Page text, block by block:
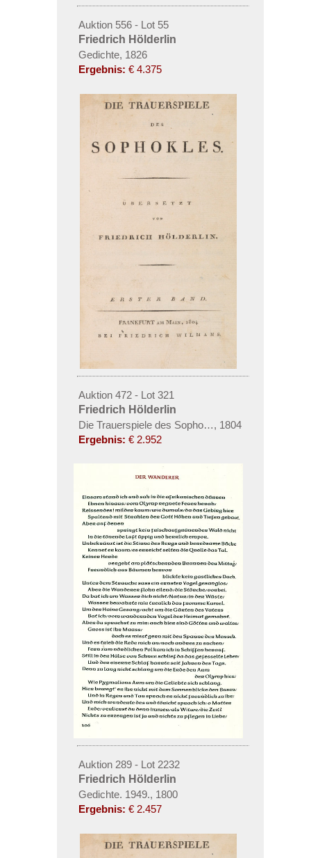
Auktion 556 - Lot 55
Friedrich Hölderlin
Gedichte, 1826
Ergebnis: € 4.375
Auktion 472 - Lot 321
Friedrich Hölderlin
Die Trauerspiele des Sophokles
, 1804
Ergebnis: € 2.952
Auktion 289 - Lot 2232
Friedrich Hölderlin
Gedichte. 1949., 1800
Ergebnis: € 2.457